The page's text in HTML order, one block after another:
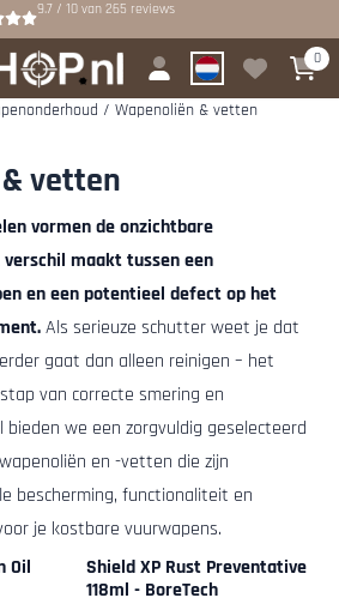
Kies instellingen of sta alle
9.7 / 10 van265 reviews
0
/ Wapenoliën & vetten
vetten
vormen de onzichtbare
maakt tussen een
en een potentieel defect op het
Als serieuze schutter weet je dat
gaat dan alleen reinigen – het
van correcte smering en
bieden we een zorgvuldig geselecteerd
en -vetten die zijn
bescherming, functionaliteit en
je kostbare vuurwapens.
Oil
Shield XP Rust Preventative
118ml - BoreTech